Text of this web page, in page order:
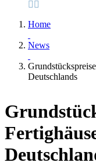
Home
News
Deutschlands